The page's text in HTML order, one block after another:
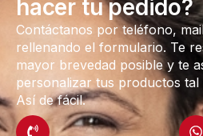
hacer tu pedido?
Contáctanos por teléfono,
rellenando el formulario. Te
mayor brevedad posible y te
personalizar tus productos
Así de fácil.